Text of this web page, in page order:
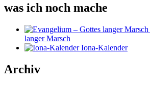
was ich noch mache
langer Marsch
Iona-Kalender
Archiv